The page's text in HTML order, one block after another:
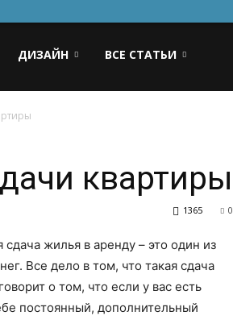
ДИЗАЙН ВСЕ СТАТЬИ
квартиры
0
1365
сдача жилья в аренду – это один из
Все дело в том, что такая сдача
о том, что если у вас есть
постоянный, дополнительный